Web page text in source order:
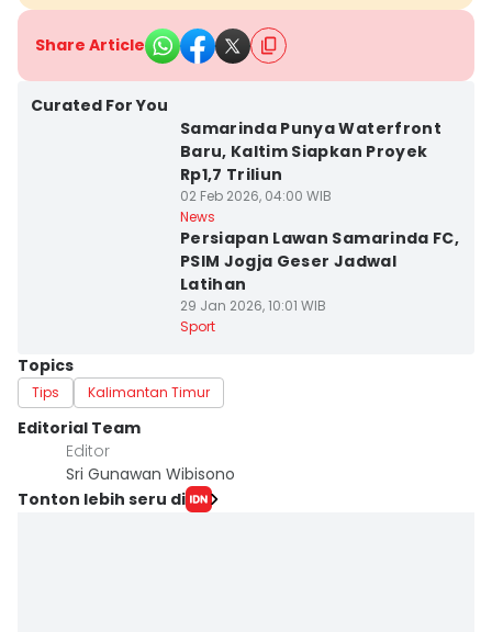
Share Article
Curated For You
Samarinda Punya Waterfront
Baru, Kaltim Siapkan Proyek
Rp1,7 Triliun
02 Feb 2026, 04:00 WIB
News
Persiapan Lawan Samarinda FC,
PSIM Jogja Geser Jadwal
Latihan
29 Jan 2026, 10:01 WIB
Sport
Topics
Tips Kalimantan Timur
Editorial Team
Editor
Sri Gunawan Wibisono
Tonton lebih seru di